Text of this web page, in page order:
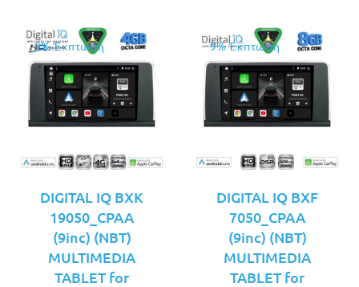
9% Έκπτωση
DIGITAL IQ BXK
19050_CPAA
(9inc) (NBT)
MULTIMEDIA
TABLET for
9% Έκπτωση
DIGITAL IQ BXF
7050_CPAA
(9inc) (NBT)
MULTIMEDIA
TABLET for